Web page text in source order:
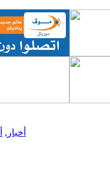
أخبار ,